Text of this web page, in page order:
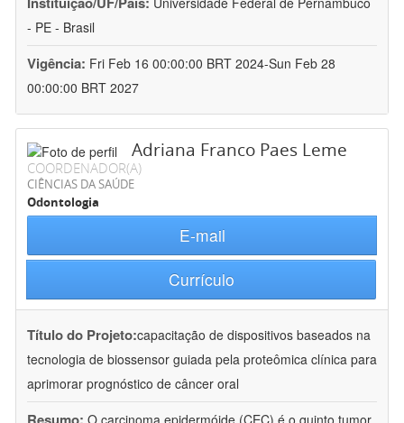
- PE - Brasil
Vigência: Fri Feb 16 00:00:00 BRT 2024-Sun Feb 28
00:00:00 BRT 2027
Adriana Franco Paes Leme
COORDENADOR(A)
CIÊNCIAS DA SAÚDE
Odontologia
E-mail
Currículo
Título do Projeto:capacitação de dispositivos baseados na
tecnologia de biossensor guiada pela proteômica clínica para
aprimorar prognóstico de câncer oral